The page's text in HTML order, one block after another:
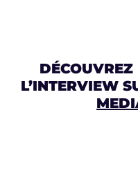
DÉCOUVREZ
L’INTERVIEW